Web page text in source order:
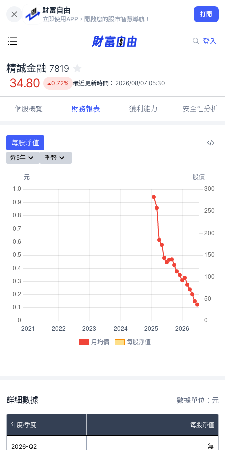
財富自由
立即使用APP，開啟您的股市智慧導航！
打開
登入
34.80
0.72%
精誠金融 7819
34.80 0.72% 最近更新時間： 2026/08/07 05:30
個股概覽 財務報表 獲利能力 安全性分析
每股淨值
近5年 季報
月均價 每股淨值
詳細數據 數據單位：元
年度/季度 每股淨值
2026-Q2 無